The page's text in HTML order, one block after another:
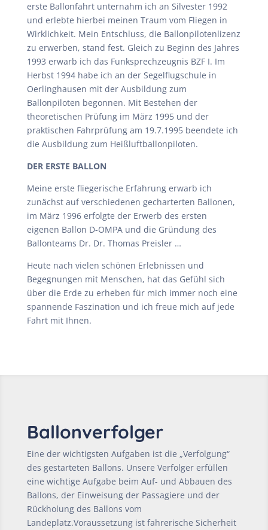
erste Ballonfahrt unternahm ich an Silvester 1992
und erlebte hierbei meinen Traum vom Fliegen in
Wirklichkeit. Mein Entschluss, die Ballonpilotenlizenz
zu erwerben, stand fest. Gleich zu Beginn des Jahres
1993 erwarb ich das Funksprechzeugnis BZF I. Im
Herbst 1994 habe ich an der Segelflugschule in
Oerlinghausen mit der Ausbildung zum
Ballonpiloten begonnen. Mit Bestehen der
theoretischen Prüfung im März 1995 und der
praktischen Fahrprüfung am 19.7.1995 beendete ich
die Ausbildung zum Heißluftballonpiloten.
DER ERSTE BALLON
Meine erste fliegerische Erfahrung erwarb ich
zunächst auf verschiedenen gecharterten Ballonen,
im März 1996 erfolgte der Erwerb des ersten
eigenen Ballon D-OMPA und die Gründung des
Ballonteams Dr. Dr. Thomas Preisler …
Heute nach vielen schönen Erlebnissen und
Begegnungen mit Menschen, hat das Gefühl sich
über die Erde zu erheben für mich immer noch eine
spannende Faszination und ich freue mich auf jede
Fahrt mit Ihnen.
Ballonverfolger
Eine der wichtigsten Aufgaben ist die „Verfolgung“
des gestarteten Ballons. Unsere Verfolger erfüllen
eine wichtige Aufgabe beim Auf- und Abbauen des
Ballons, der Einweisung der Passagiere und der
Rückholung des Ballons vom
Landeplatz.Voraussetzung ist fahrerische Sicherheit